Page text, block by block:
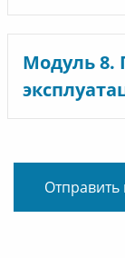
Модуль 8.